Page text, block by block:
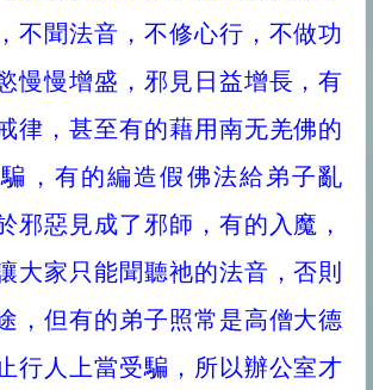
不聞法音，不修心行，不做功
慢慢增盛，邪見日益增長，有
律，甚至有的藉用南无羌佛的
，有的編造假佛法給弟子亂
邪惡見成了邪師，有的入魔，
大家只能聞聽祂的法音，否則
，但有的弟子照常是高僧大德
行人上當受騙，所以辦公室才